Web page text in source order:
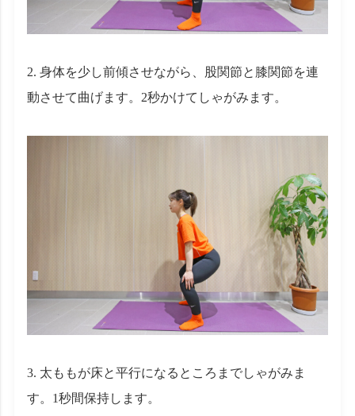
身体を少し前傾させながら、股関節と膝関節を連
動させて曲げます。2秒かけてしゃがみます。
太ももが床と平行になるところまでしゃがみま
す。1秒間保持します。